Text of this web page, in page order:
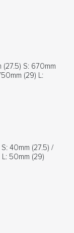
(27.5) S: 670mm
(29) L:
40mm (27.5) /
50mm (29)